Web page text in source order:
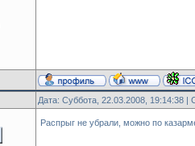
Дата: Суббота, 22.03.2008, 19:14:38
Распрыг не убрали, можно по